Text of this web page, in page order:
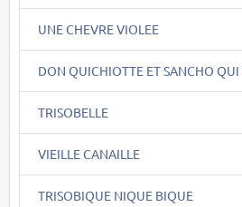
UNE CHEVRE VIOLEE
DON QUICHIOTTE ET SANCHO QUI
TRISOBELLE
VIEILLE CANAILLE
TRISOBIQUE NIQUE BIQUE